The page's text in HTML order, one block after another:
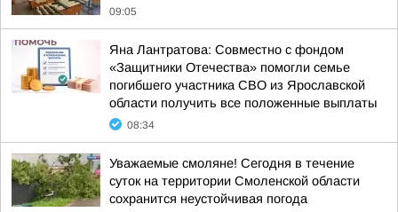
09:05
Яна Лантратова: Совместно с фондом
«Защитники Отечества» помогли семье
погибшего участника СВО из Ярославской
области получить все положенные выплаты
08:34
Уважаемые смоляне! Сегодня в течение
суток на территории Смоленской области
сохранится неустойчивая погода